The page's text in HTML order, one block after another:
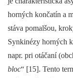
horných končatín a
stáva pomalšou,
Synkinézy horných
napr. pri otáčaní
bloc“ [15]. Tento